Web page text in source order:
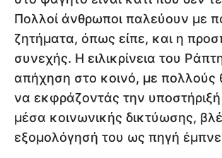
Πολλοί άνθρωποι παλεύουν με
ζητήματα, όπως είπε, και η
συνεχής. Η ειλικρίνεια του
απήχηση στο κοινό, με πολλούς
να εκφράζοντάς την
μέσα κοινωνικής δικτύωσης,
εξομολόγησή του ως πηγή